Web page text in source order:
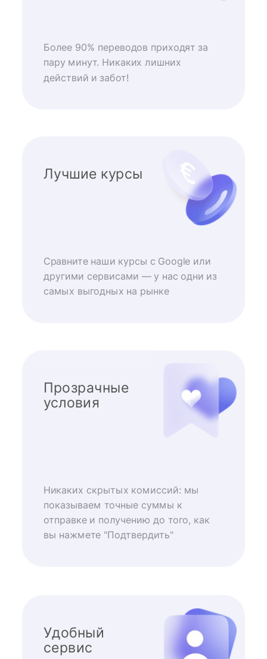
Более 90% переводов приходят за
пару минут. Никаких лишних
действий и забот!
Лучшие курсы
Сравните наши курсы с Google или
другими сервисами — у нас одни из
самых выгодных на рынке
Прозрачные
условия
Никаких скрытых комиссий: мы
показываем точные суммы к
отправке и получению до того, как
вы нажмете "Подтвердить"
Удобный
сервис